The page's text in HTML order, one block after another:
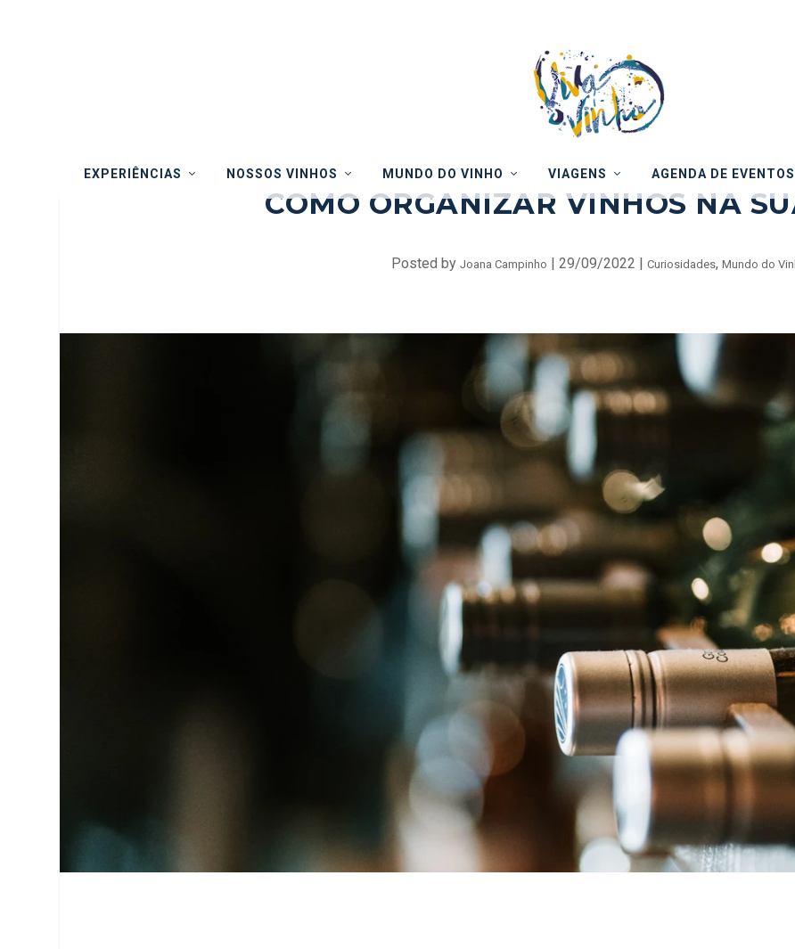
EXPERIÊNCIAS NOSSOS VINHOS MUNDO DO VINHO VIAGENS AGENDA DE EVENTOS
COMO ORGANIZAR VINHOS NA
Posted by Joana Campinho 29/09/2022 Curiosidades, Mundo do